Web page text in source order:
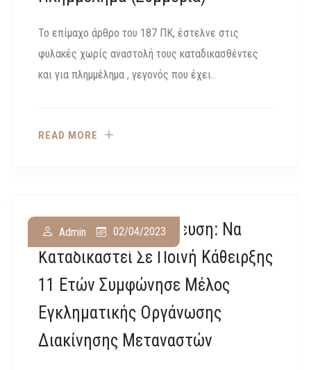
Το επίμαχο άρθρο του 187 ΠΚ, έστελνε στις
φυλακές χωρίς αναστολή τους καταδικασθέντες
και για πλημμέλημα , γεγονός που έχει..
READ MORE
Ποινική Διαπραγμάτευση: Να
Καταδικαστεί Σε Ποινή Κάθειρξης
11 Ετών Συμφώνησε Μέλος
Εγκληματικής Οργάνωσης
Διακίνησης Μεταναστών
Admin 02/04/2023